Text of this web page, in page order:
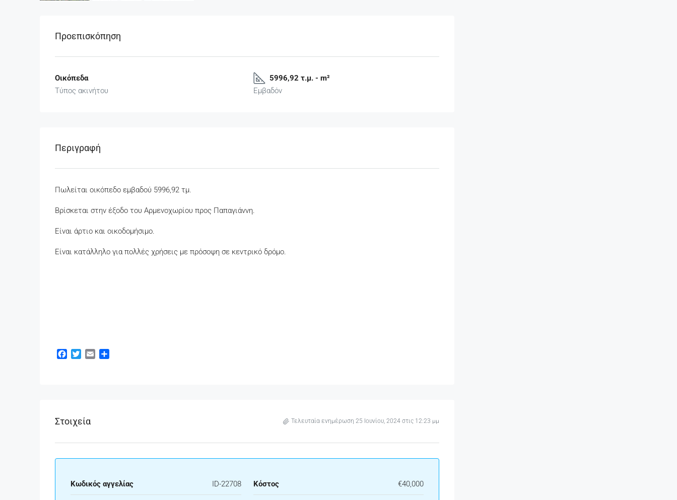
Προεπισκόπηση
Οικόπεδα
Τύπος ακινήτου
5996,92 τ.μ. - m²
Εμβαδόν
Περιγραφή
Πωλείται οικόπεδο εμβαδού 5996,92 τμ.
Βρίσκεται στην έξοδο του Αρμενοχωρίου προς Παπαγιάννη.
Είναι άρτιο και οικοδομήσιμο.
Είναι κατάλληλο για πολλές χρήσεις με πρόσοψη σε κεντρικό δρόμο.
Facebook
TwitterEmail
Στοιχεία Τελευταία ενημέρωση 25 Ιουνίου, 2024 στις 12:23 μμ
Κωδικός αγγελίας ID-22708 Κόστος €40,000